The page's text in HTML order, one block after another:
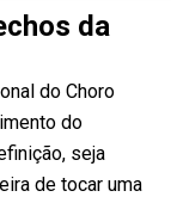
da
do Choro
do
seja
de tocar uma